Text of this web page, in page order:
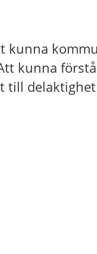
kunna
kunna
till